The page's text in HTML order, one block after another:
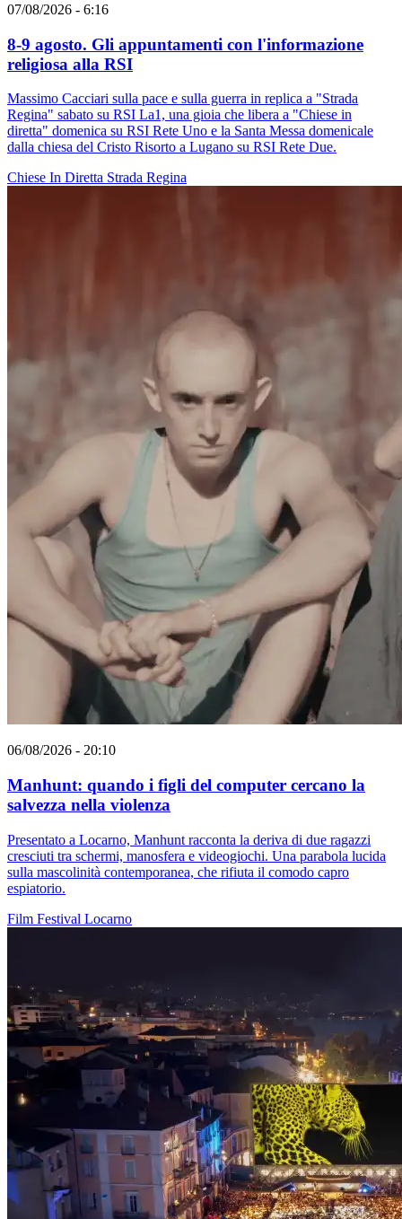
07/08/2026 - 6:16
8-9 agosto. Gli appuntamenti con l'informazione
religiosa alla RSI
Massimo Cacciari sulla pace e sulla guerra in replica a "Strada
Regina" sabato su RSI La1, una gioia che libera a "Chiese in
diretta" domenica su RSI Rete Uno e la Santa Messa domenicale
dalla chiesa del Cristo Risorto a Lugano su RSI Rete Due.
Chiese In Diretta Strada Regina
06/08/2026 - 20:10
Manhunt: quando i figli del computer cercano la
salvezza nella violenza
Presentato a Locarno, Manhunt racconta la deriva di due ragazzi
cresciuti tra schermi, manosfera e videogiochi. Una parabola lucida
sulla mascolinità contemporanea, che rifiuta il comodo capro
espiatorio.
Film Festival Locarno